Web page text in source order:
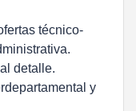
técnico-
detalle.
y